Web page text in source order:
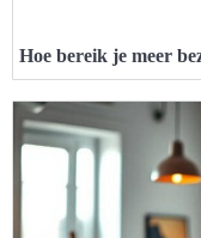
Hoe bereik je meer